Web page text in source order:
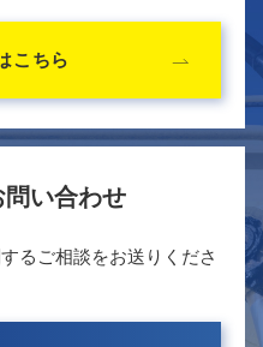
こちら
問い合わせ
るご相談をお送りくださ